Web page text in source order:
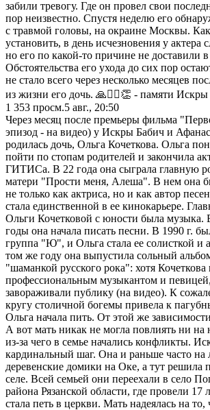
забили тревогу. Где он провел свои
пор неизвестно. Спустя неделю его
с травмой головы, на окраине Москвы. Как
установить, в день исчезновения у актера
но его по какой-то причине не доставили
Обстоятельства его ухода до сих пор
не стало всего через несколько месяцев
из жизни его дочь. 🙏❤️‍🔥👏 - памяти
1 353 просм.5 авг., 20:50
Через месяц после премьеры фильма
эпизод - на видео) у Искры Бабич и
родилась дочь, Ольга Кочеткова. Ольга
пойти по стопам родителей и закончила
ГИТИСа. В 22 года она сыграла главную
матери "Прости меня, Алеша". В нем она
не только как актриса, но и как автор
стала единственной в ее кинокарьере.
Ольги Кочетковой с юности была
годы она начала писать песни. В 1990 г.
группа "Ю", и Ольга стала ее солисткой и
том же году она выпустила сольный
"шаманкой русского рока": хотя Кочеткова
профессиональным музыкантом и
завораживали публику (на видео). К
кругу столичной богемы привела к
Ольга начала пить. От этой же
А вот мать никак не могла повлиять ни на
из-за чего в семье начались конфликты.
кардинальный шаг. Она и раньше часто на
деревенские домики на Оке, а тут решила
селе. Всей семьей они переехали в село
района Рязанской области, где провели 17
стала петь в церкви. Мать надеялась на